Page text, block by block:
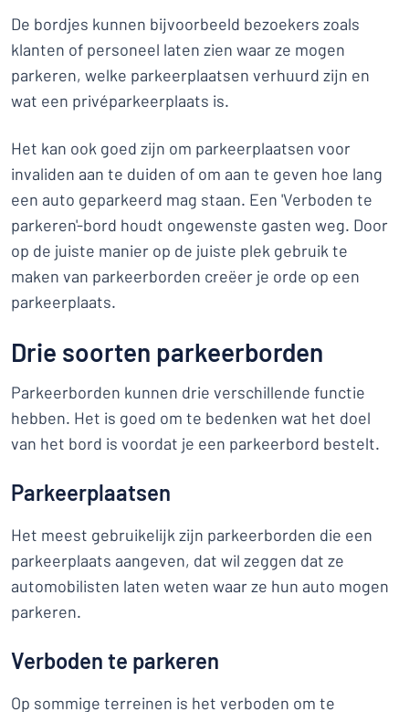
De bordjes kunnen bijvoorbeeld bezoekers zoals
klanten of personeel laten zien waar ze mogen
parkeren, welke parkeerplaatsen verhuurd zijn en
wat een privéparkeerplaats is.
Het kan ook goed zijn om parkeerplaatsen voor
invaliden aan te duiden of om aan te geven hoe lang
een auto geparkeerd mag staan. Een 'Verboden te
parkeren'-bord houdt ongewenste gasten weg. Door
op de juiste manier op de juiste plek gebruik te
maken van parkeerborden creëer je orde op een
parkeerplaats.
Drie soorten parkeerborden
Parkeerborden kunnen drie verschillende functie
hebben. Het is goed om te bedenken wat het doel
van het bord is voordat je een parkeerbord bestelt.
Parkeerplaatsen
Het meest gebruikelijk zijn parkeerborden die een
parkeerplaats aangeven, dat wil zeggen dat ze
automobilisten laten weten waar ze hun auto mogen
parkeren.
Verboden te parkeren
Op sommige terreinen is het verboden om te